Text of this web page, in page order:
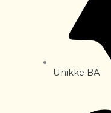
Unikke BA